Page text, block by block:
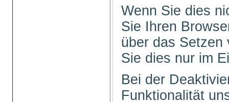
Wenn Sie dies
Sie Ihren
über das Setzen
Sie dies nur im
Bei der
Funktionalität